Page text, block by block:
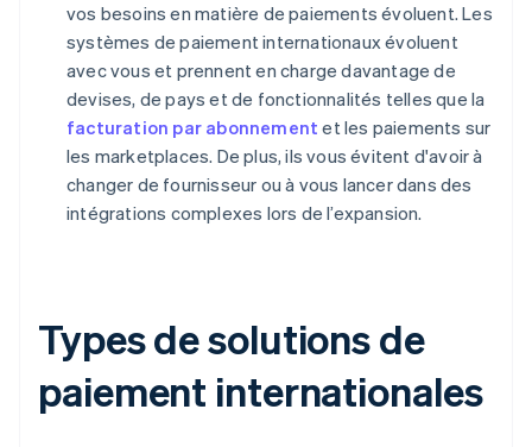
vos besoins en matière de paiements évoluent. Les
systèmes de paiement internationaux évoluent
avec vous et prennent en charge davantage de
devises, de pays et de fonctionnalités telles que la
facturation par abonnement et les paiements sur
les marketplaces. De plus, ils vous évitent d'avoir à
changer de fournisseur ou à vous lancer dans des
intégrations complexes lors de l’expansion.
Types de solutions de
paiement internationales